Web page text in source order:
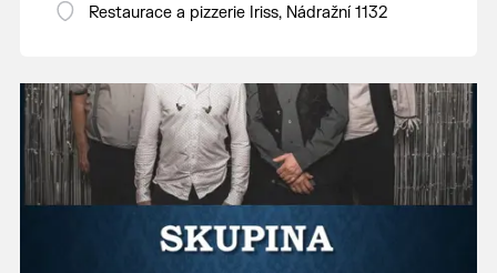
Restaurace a pizzerie Iriss, Nádražní 1132